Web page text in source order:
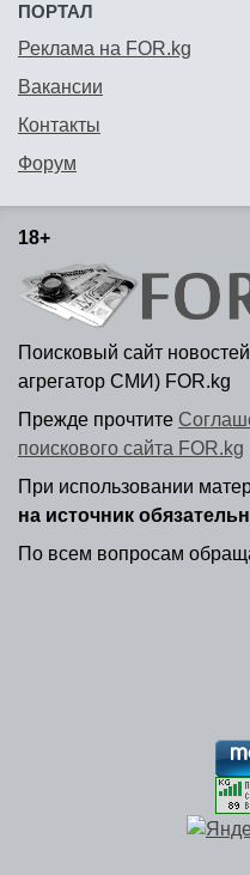
ПОРТАЛ
Реклама на FOR.kg
Вакансии
Контакты
Форум
18+
Поисковый сайт
агрегатор СМИ) FOR.kg
Прежде прочтите
поискового сайта FOR.kg
При использовании
на источник
По всем вопросам